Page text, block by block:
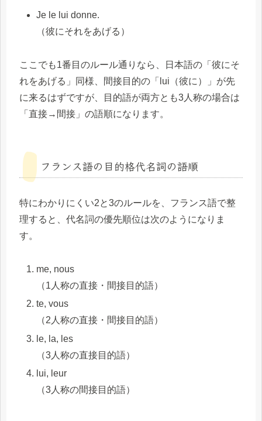
Je le lui donne.
（彼にそれをあげる）
ここでも1番目のルール通りなら、日本語の「彼にそ
れをあげる」同様、間接目的の「lui（彼に）」が先
に来るはずですが、目的語が両方とも3人称の場合は
「直接→間接」の語順になります。
フランス語の目的格代名詞の語順
特にわかりにくい2と3のルールを、フランス語で整
理すると、代名詞の優先順位は次のようになりま
す。
me, nous
（1人称の直接・間接目的語）
te, vous
（2人称の直接・間接目的語）
le, la, les
（3人称の直接目的語）
lui, leur
（3人称の間接目的語）